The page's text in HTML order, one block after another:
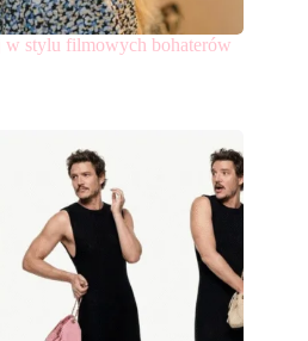
stylu filmowych bohaterów